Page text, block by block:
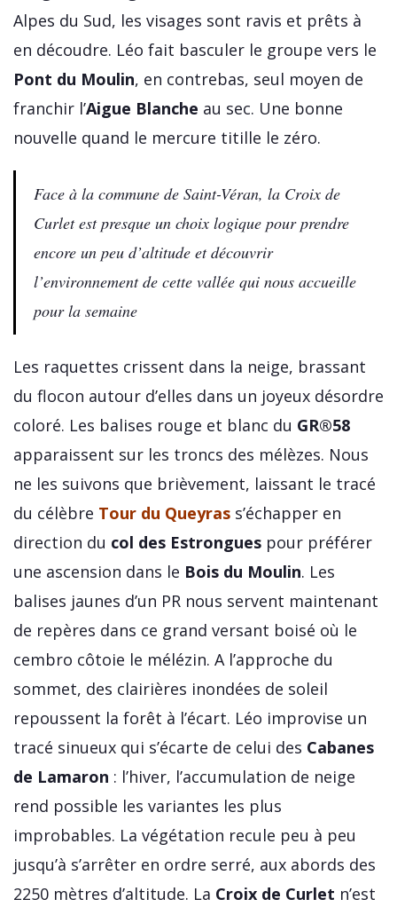
Alpes du Sud, les visages sont ravis et prêts à
en découdre. Léo fait basculer le groupe vers le
Pont du Moulin, en contrebas, seul moyen de
franchir l’Aigue Blanche au sec. Une bonne
nouvelle quand le mercure titille le zéro.
Face à la commune de Saint-Véran, la Croix de
Curlet est presque un choix logique pour prendre
encore un peu d’altitude et découvrir
l’environnement de cette vallée qui nous accueille
pour la semaine
Les raquettes crissent dans la neige, brassant
du flocon autour d’elles dans un joyeux désordre
coloré. Les balises rouge et blanc du GR®58
apparaissent sur les troncs des mélèzes. Nous
ne les suivons que brièvement, laissant le tracé
du célèbre Tour du Queyras s’échapper en
direction du col des Estrongues pour préférer
une ascension dans le Bois du Moulin. Les
balises jaunes d’un PR nous servent maintenant
de repères dans ce grand versant boisé où le
cembro côtoie le mélézin. A l’approche du
sommet, des clairières inondées de soleil
repoussent la forêt à l’écart. Léo improvise un
tracé sinueux qui s’écarte de celui des Cabanes
de Lamaron : l’hiver, l’accumulation de neige
rend possible les variantes les plus
improbables. La végétation recule peu à peu
jusqu’à s’arrêter en ordre serré, aux abords des
2250 mètres d’altitude. La Croix de Curlet n’est